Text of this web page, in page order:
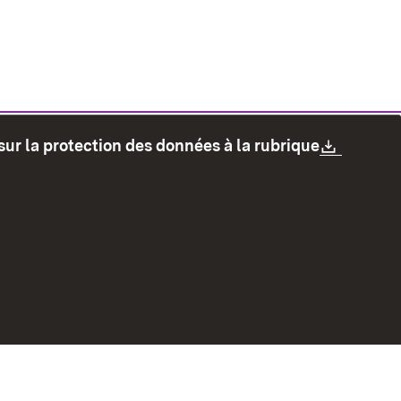
la protection des données à la rubrique